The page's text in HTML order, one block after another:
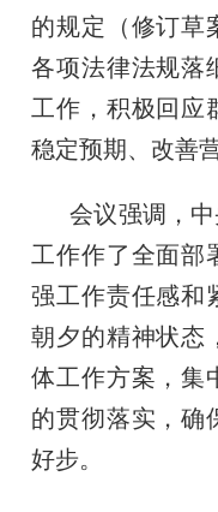
的规定（修订草
各项法律法规落
工作，积极回应
稳定预期、改善
会议强调，
工作作了全面部
强工作责任感和
朝夕的精神状态
体工作方案，集
的贯彻落实，确
好步。